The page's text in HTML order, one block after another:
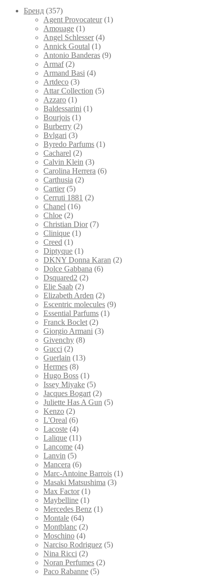
Брeнд (357)
Agent Provocateur (1)
Amouage (1)
Angel Schlesser (4)
Annick Goutal (1)
Antonio Banderas (9)
Armaf (2)
Armand Basi (4)
Artdeco (3)
Attar Collection (5)
Azzaro (1)
Baldessarini (1)
Bourjois (1)
Burberry (2)
Bvlgari (3)
Byredo Parfums (1)
Cacharel (2)
Calvin Klein (3)
Carolina Herrera (6)
Carthusia (2)
Cartier (5)
Cerruti 1881 (2)
Chanel (16)
Chloe (2)
Christian Dior (7)
Clinique (1)
Creed (1)
Diptyque (1)
DKNY Donna Karan (2)
Dolce Gabbana (6)
Dsquared2 (2)
Elie Saab (2)
Elizabeth Arden (2)
Escentric molecules (9)
Essential Parfums (1)
Franck Boclet (2)
Giorgio Armani (3)
Givenchy (8)
Gucci (2)
Guerlain (13)
Hermes (8)
Hugo Boss (1)
Issey Miyake (5)
Jacques Bogart (2)
Juliette Has A Gun (5)
Kenzo (2)
L'Oreal (6)
Lacoste (4)
Lalique (11)
Lancome (4)
Lanvin (5)
Mancera (6)
Marc-Antoine Barrois (1)
Masaki Matsushima (3)
Max Factor (1)
Maybelline (1)
Mercedes Benz (1)
Montale (64)
Montblanc (2)
Moschino (4)
Narciso Rodriguez (5)
Nina Ricci (2)
Noran Perfumes (2)
Paco Rabanne (5)